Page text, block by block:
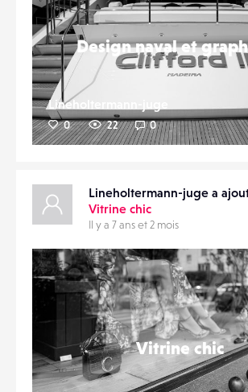
Design naval et
Lineholtermann-juge
0 22 0
Lineholtermann-juge a
Vitrine chic
Il y a 7 ans et 2 mois
Vitrine chic